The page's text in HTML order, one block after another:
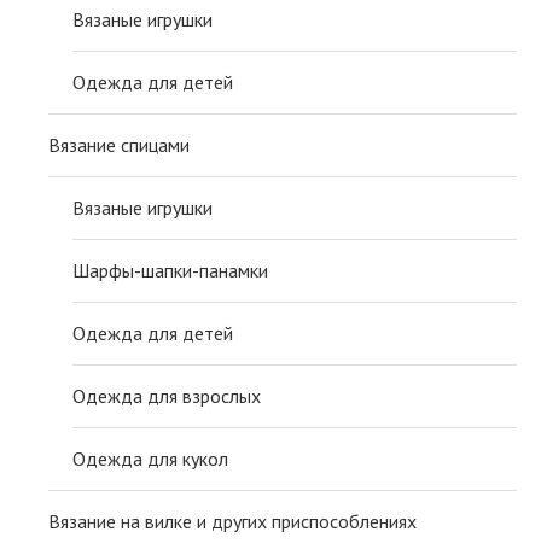
Вязаные игрушки
Одежда для детей
Вязание спицами
Вязаные игрушки
Шарфы-шапки-панамки
Одежда для детей
Одежда для взрослых
Одежда для кукол
Вязание на вилке и других приспособлениях